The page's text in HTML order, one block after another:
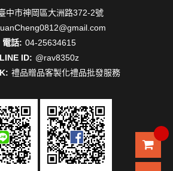
中市神岡區大洲路372-2號
電話: 04-25634615
LINE ID: @rav8350z
禮品贈品客製化禮品批發服務